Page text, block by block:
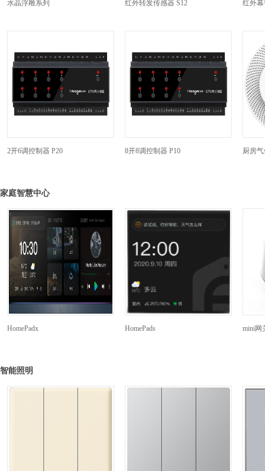
水晶浮雕系列 红外转发传感器 S12 红外
2开6调控制器 P20 8开8调控制器 P10 厨房
家庭智慧中心
HomePadx HomePads mini网
智能照明